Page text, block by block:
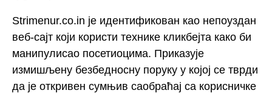
Strimenur.co.in је идентификован као непоуздан
веб-сајт који користи технике кликбејта како би
манипулисао посетиоцима. Приказује
измишљену безбедносну поруку у којој се тврди
да је откривен сумњив саобраћај са корисничке